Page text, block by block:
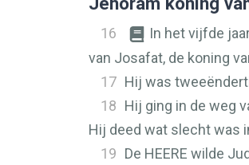
16 In het vijfde
van Josafat, de koning
17 Hij was
18 Hij ging in de weg
Hij deed wat slecht was
19 De HEERE wilde